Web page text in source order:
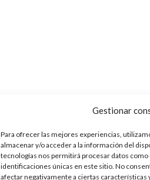
Gestionar
Para ofrecer las mejores experiencias,
almacenar y/o acceder a la información del
tecnologías nos permitirá procesar datos
identificaciones únicas en este sitio. No
afectar negativamente a ciertas características